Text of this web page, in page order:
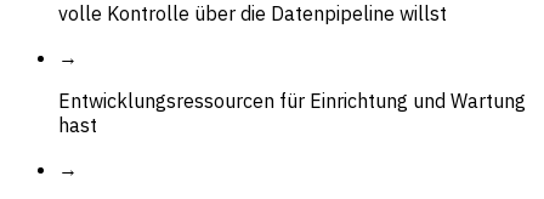
volle Kontrolle über die Datenpipeline willst
→
Entwicklungsressourcen für Einrichtung und Wartung
hast
→